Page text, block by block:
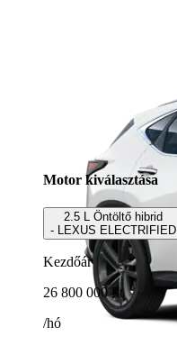
Motor kiválasztása
2.5 L Öntöltő hibrid
- LEXUS ELECTRIFIED
Kezdőár
26 800 000 Ft
/hó